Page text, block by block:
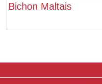
Bichon Maltais